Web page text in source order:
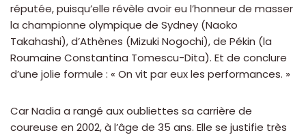
réputée, puisqu’elle révèle avoir eu l’honneur de masser
la championne olympique de Sydney (Naoko
Takahashi), d’Athènes (Mizuki Nogochi), de Pékin (la
Roumaine Constantina Tomescu-Dita). Et de conclure
d’une jolie formule : « On vit par eux les performances. »
Car Nadia a rangé aux oubliettes sa carrière de
coureuse en 2002, à l’âge de 35 ans. Elle se justifie très